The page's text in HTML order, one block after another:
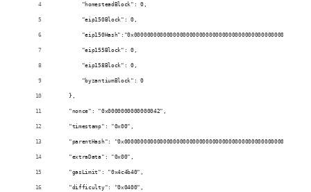
        "homesteadBlock": 0,
        "eip150Block": 0,
        "eip155Block": 0,
        "eip158Block": 0,
        "byzantiumBlock": 0
    },
    "nonce": "0x0000000000000042",
    "timestamp": "0x00",
"parentHash":
    "extraData": "0x00",
    "gasLimit": "0x4c4b40",
    "difficulty": "0x0400",